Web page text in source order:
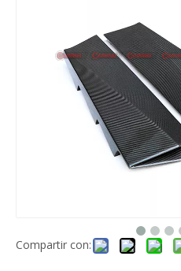
Kit de carrocería de carbono estilo W12 para Bentley Flying Spur 2022
Compartir con: